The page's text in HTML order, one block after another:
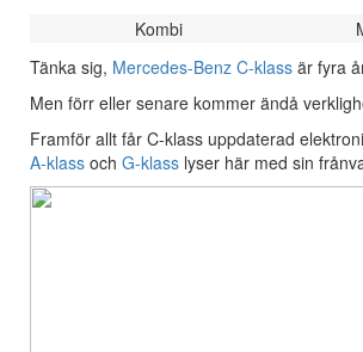
Kombi
Tänka sig, Mercedes-Benz C-klass är fyra
Men förr eller senare kommer ändå
Framför allt får C-klass uppdaterad
A-klass och G-klass lyser här med sin